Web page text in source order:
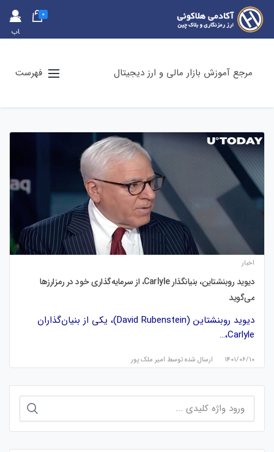
حس
اب
0
مرجع آموزش بازار مالی و ارز دیجیتال فهرست
اخبار
دیوید روبنشتاین، بنیانگذار Carlyle، از سرمایه‌گذاری خود در رمزارزها
می‌گوید
دیوید روبنشتاین (David Rubenstein)، یکی از بنیان‌گذاران
Carlyle،…
۱۴۰۱/۰۶/۱۰ ارسال شده توسط امیر ملک پور
برای: